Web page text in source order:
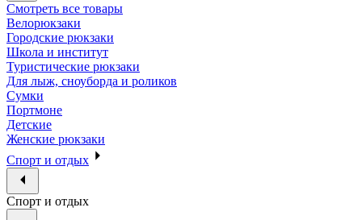
Смотреть все товары
Велорюкзаки
Городские рюкзаки
Школа и институт
Туристические рюкзаки
Для лыж, сноуборда и роликов
Сумки
Портмоне
Детские
Женские рюкзаки
Спорт и отдых
Спорт и отдых